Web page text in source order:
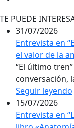
TE PUEDE
31/07/2026
Entrevista en
el valor de la
“El último
conversación,
Seguir leyendo
15/07/2026
Entrevista en